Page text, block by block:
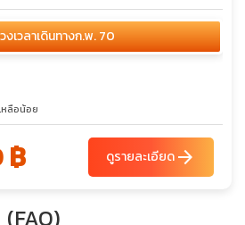
งเวลาเดินทางก.พ. 70
หลือน้อย
฿ ดูรายละเอียดarrow_forward